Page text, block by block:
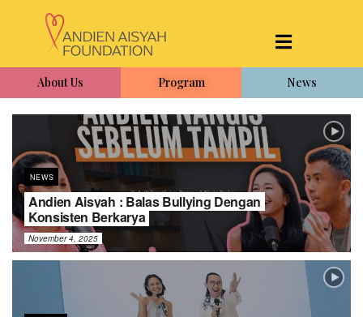
About Us Program News
NEWS
Andien Aisyah : Balas Bullying Dengan
Konsisten Berkarya
November 4, 2025